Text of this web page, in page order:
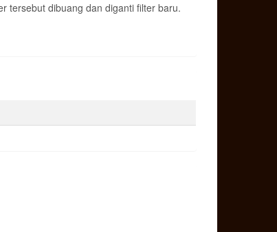
tersebut dibuang dan diganti filter baru.